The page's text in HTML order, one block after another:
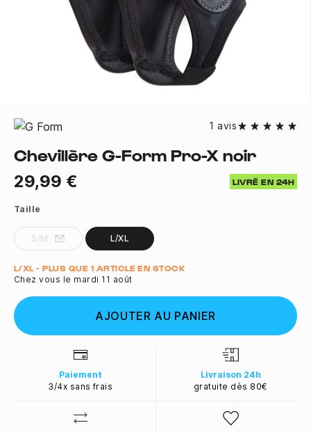
1 avis
Chevillère G-Form Pro-X noir
29,99 € LIVRÉ EN 24H
Taille
S/M L/XL
Quantité
L/XL - PLUS QUE 1 ARTICLE EN STOCK
Chez vous le mardi 11 août
AJOUTER AU PANIER
Paiement
3/4x sans frais
Livraison 24h
gratuite dès 80€